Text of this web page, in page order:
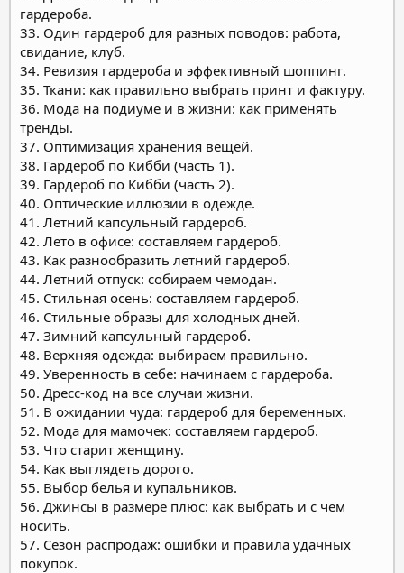
гардероба.
33. Один гардероб для разных поводов: работа,
свидание, клуб.
34. Ревизия гардероба и эффективный шоппинг.
35. Ткани: как правильно выбрать принт и фактуру.
36. Мода на подиуме и в жизни: как применять
тренды.
37. Оптимизация хранения вещей.
38. Гардероб по Кибби (часть 1).
39. Гардероб по Кибби (часть 2).
40. Оптические иллюзии в одежде.
41. Летний капсульный гардероб.
42. Лето в офисе: составляем гардероб.
43. Как разнообразить летний гардероб.
44. Летний отпуск: собираем чемодан.
45. Стильная осень: составляем гардероб.
46. Стильные образы для холодных дней.
47. Зимний капсульный гардероб.
48. Верхняя одежда: выбираем правильно.
49. Уверенность в себе: начинаем с гардероба.
50. Дресс-код на все случаи жизни.
51. В ожидании чуда: гардероб для беременных.
52. Мода для мамочек: составляем гардероб.
53. Что старит женщину.
54. Как выглядеть дорого.
55. Выбор белья и купальников.
56. Джинсы в размере плюс: как выбрать и с чем
носить.
57. Сезон распродаж: ошибки и правила удачных
покупок.